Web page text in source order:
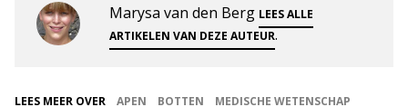
Marysa van den Berg LEES ALLE
ARTIKELEN VAN DEZE AUTEUR.
LEES MEER OVER APEN BOTTEN
MEDISCHE WETENSCHAP